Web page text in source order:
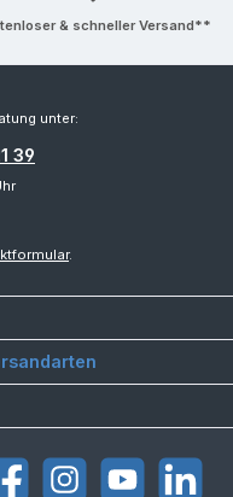
& schneller Versand**
unter:
39
.
InstagramYouTubeLinkedIn